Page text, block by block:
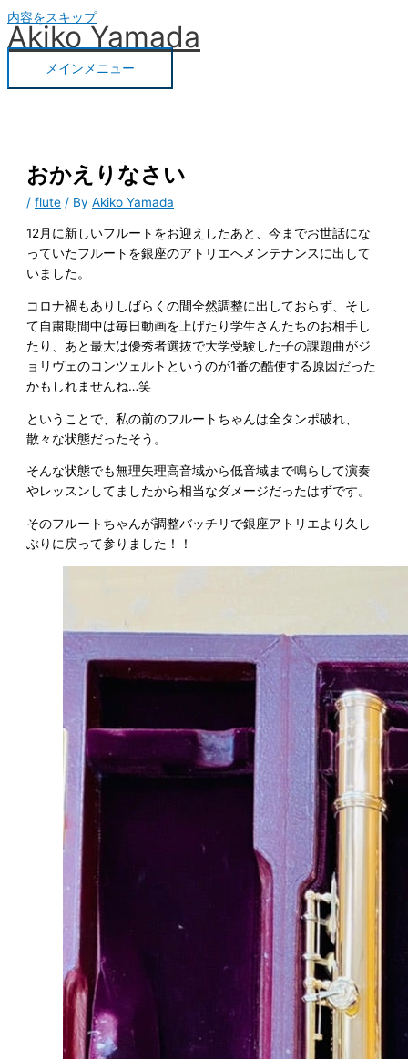
内容をスキップ
Akiko Yamada
メインメニュー
おかえりなさい
/flute / ByAkiko Yamada
12月に新しいフルートをお迎えしたあと、今までお世話にな
っていたフルートを銀座のアトリエへメンテナンスに出して
いました。
コロナ禍もありしばらくの間全然調整に出しておらず、そし
て自粛期間中は毎日動画を上げたり学生さんたちのお相手し
たり、あと最大は優秀者選抜で大学受験した子の課題曲がジ
ョリヴェのコンツェルトというのが1番の酷使する原因だった
かもしれませんね…笑
ということで、私の前のフルートちゃんは全タンポ破れ、
散々な状態だったそう。
そんな状態でも無理矢理高音域から低音域まで鳴らして演奏
やレッスンしてましたから相当なダメージだったはずです。
そのフルートちゃんが調整バッチリで銀座アトリエより久し
ぶりに戻って参りました！！